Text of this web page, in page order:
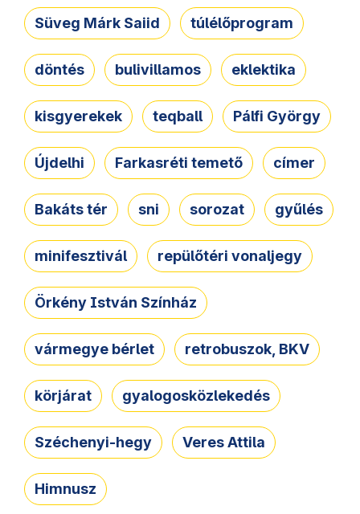
Süveg Márk Saiid túlélőprogram
döntés bulivillamos eklektika
kisgyerekek teqball Pálfi György
Újdelhi Farkasréti temető címer
Bakáts tér sni sorozat gyűlés
minifesztivál repülőtéri vonaljegy
Örkény István Színház
vármegye bérlet retrobuszok, BKV
körjárat gyalogosközlekedés
Széchenyi-hegy Veres Attila
Himnusz